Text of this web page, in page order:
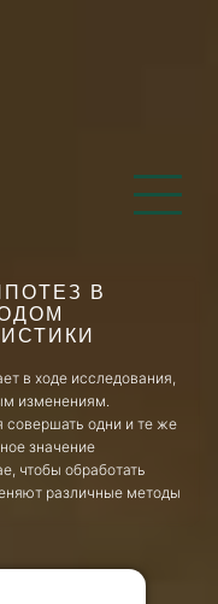
В
в ходе исследования,
изменениям.
совершать одни и те же
значение
чтобы обработать
различные методы